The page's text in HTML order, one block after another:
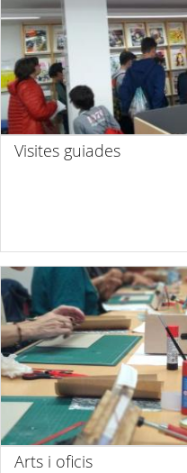
Visites guiades
Arts i oficis